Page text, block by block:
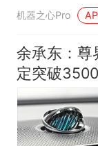
断AI的下一
机器之心Pro
余承东：
定突破